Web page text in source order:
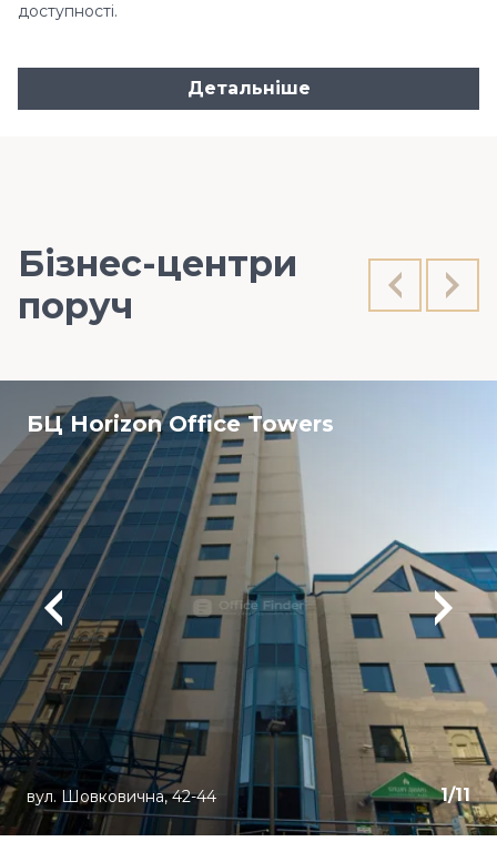
доступності.
Детальніше
Бізнес-центри
поруч
БЦ Horizon Office Towers
1/11
вул. Шовковична, 42-44